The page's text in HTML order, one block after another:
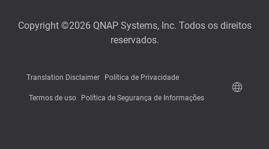
Copyright ©2026 QNAP Systems, Inc. Todos os direitos
reservados.
Translation Disclaimer Política de Privacidade
Termos de uso Política de Segurança de Informações